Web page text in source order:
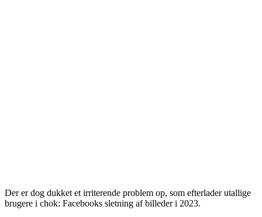
Der er dog dukket et irriterende problem op, som efterlader utallige
brugere i chok: Facebooks sletning af billeder i 2023.